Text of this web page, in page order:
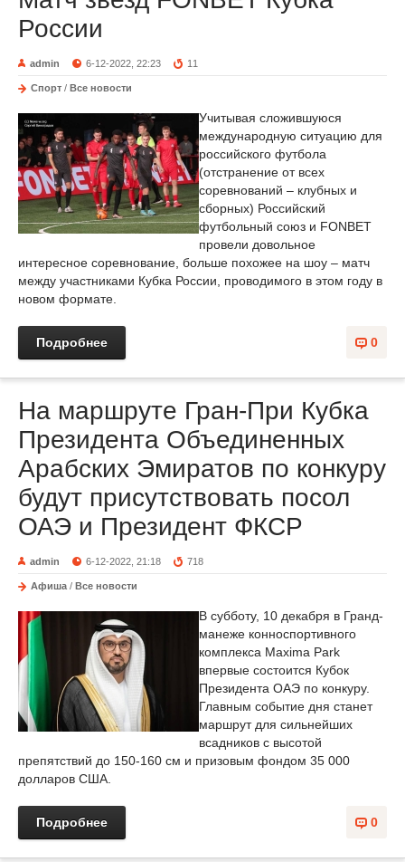
России
admin 6-12-2022, 22:23 11
Спорт / Все новости
Учитывая сложившуюся
международную ситуацию для
российского футбола
(отстранение от всех
соревнований – клубных и
сборных) Российский
футбольный союз и FONBET
провели довольное
интересное соревнование, больше похожее на шоу – матч
между участниками Кубка России, проводимого в этом году в
новом формате.
0
Подробнее
На маршруте Гран-При Кубка
Президента Объединенных
Арабских Эмиратов по конкуру
будут присутствовать посол
ОАЭ и Президент ФКСР
admin 6-12-2022, 21:18 718
Афиша / Все новости
В субботу, 10 декабря в Гранд-
манеже конноспортивного
комплекса Maxima Park
впервые состоится Кубок
Президента ОАЭ по конкуру.
Главным событие дня станет
маршрут для сильнейших
всадников с высотой
препятствий до 150-160 см и призовым фондом 35 000
долларов США.
0
Подробнее